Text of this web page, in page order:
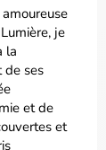
je
la
de ses
et de
et